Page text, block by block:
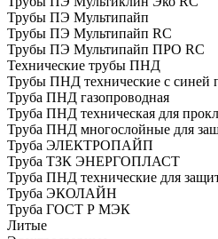
Трубы ПЭ Мультипайп
Трубы ПЭ Мультипайп RC
Трубы ПЭ Мультипайп ПРО RC
Технические трубы ПНД
Трубы ПНД технические с синей
Труба ПНД газопроводная
Труба ПНД техническая для
Труба ПНД многослойные для
Труба ЭЛЕКТРОПАЙП
Труба ТЗК ЭНЕРГОПЛАСТ
Труба ПНД технические для
Труба ЭКОЛАЙН
Труба ГОСТ Р МЭК
Литые